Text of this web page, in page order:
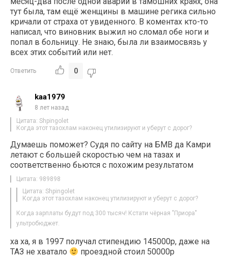
тут была, там ещё женщины в машине регика сильно
кричали от страха от увиденного. В коментах кто-то
написал, что виновник выжил но сломал обе ноги и
попал в больницу. Не знаю, была ли взаимосвязь у
всех этих событий или нет.
Ответить 0
kaa1979
8 лет назад
Цитата: Shpingolet
Когда этот тазохлам наконец утилизируют и уберут с дорог?
Думаешь поможет? Судя по сайту на БМВ да Камри
летают с большей скоростью чем на тазах и
соответственно бьются с похожим результатом
Цитата: 989898
Цитата: Shpingolet
Когда этот тазохлам наконец утилизируют и уберут с дорог?
Когда зарплаты будут под 300 тысяч! Кстати чёрная "Приора"
ультробюджет.
ха ха, я в 1997 получал стипендию 145000р, даже на
ТАЗ не хватало
проездной стоил 50000р